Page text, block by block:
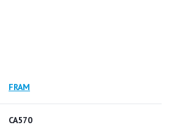
FRAM
CA570